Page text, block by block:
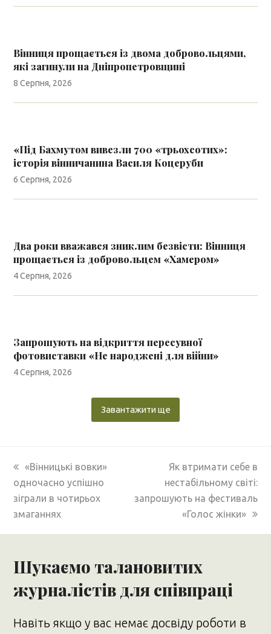
Вінниця прощається із двома добровольцями,
які загинули на Дніпропетровщині
8 Серпня, 2026
«Під Бахмутом вивезли 700 «трьохсотих»:
історія вінничанина Василя Коцеруби
6 Серпня, 2026
Два роки вважався зниклим безвісти: Вінниця
прощається із добровольцем «Хамером»
4 Серпня, 2026
Запрошують на відкриття пересувної
фотовиставки «Не народжені для війни»
4 Серпня, 2026
Завантажити ще
previous
post:
«Вінницькі вовки»
одночасно успішно
зіграли в чотирьох
змаганнях
next
post:
Як втримати себе в
нестабільному світі:
запрошують на фестиваль
«Голос жінки»
Шукаємо талановитих
журналістів для співпраці
Навіть якщо у вас немає досвіду роботи в